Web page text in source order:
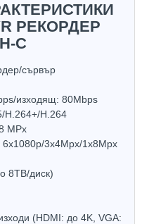
РЕКОРДЕР
C
сървър
изходящ: 80Mbps
H.264+/H.264
MPx
3x4Mpx/1x8Mpx
8ТВ/диск)
(HDMI: до 4K, VGA: